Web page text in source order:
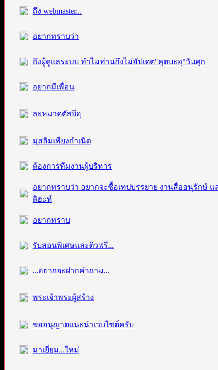
ถึง webmaster...
อยากทราบว่า
ถึงผู้ดูแลระบบ ทำไมท่านถึงไม่อัปเดต"คุตบะฮฺ"วันศุก
อยากมีเพื่อน
ละหมาดตัสบีฮฺ
มุสลิมเพียงกำเนิด
ต้องการทีมงานผู้บริหาร
อยากทราบว่า อยากจะซื้อเทปบรรยาย งานสื่ออนุรักษ์ แ
ติฮะห์
อยากทราบ
รับสอนพิเศษและติวฟรี...
...อยากจะฝากคำถาม...
พระเจ้าพระผู้สร้าง
ขออนุญาตแนะนำเวบไซต์ครับ
มาเยี่ยม...ใหม่